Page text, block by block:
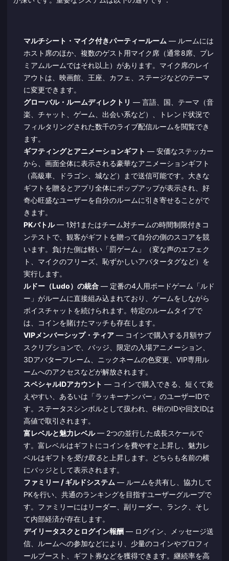
マルチシート・マイク付きパーティールーム — ルームには
ホスト席のほか、複数のゲスト用マイク席（通常8席、プレ
ミアムルームではそれ以上）があります。マイク席のレイ
アウトは、映画館、王座、カフェ、ステージなどのテーマ
に変更できます。
グローバル・ルームディレクトリ — 言語、国、テーマ（音
楽、チャット、ゲーム、出会い系など）、トレンド状況で
フィルタリングされた数千のライブ配信ルームを閲覧でき
ます。
ギフティングとアニメーションギフト — 安価なステッカー
から、画面全体に表示される豪華なアニメーションギフト
（高級車、ドラゴン、城など）まで送信可能です。大きな
ギフトを贈るとアプリ全体にポップアップが表示され、好
奇心旺盛なユーザーを自分のルームに引き寄せることがで
きます。
PKバトル— 1対1またはチーム対チームの時間制限付きコ
ンテストで、観客がギフトを贈って自分の側のスコアを競
います。負けた側は軽い「罰ゲーム」（変な声のエフェク
ト、マイクのフリーズ、恥ずかしいアバタータグなど）を
実行します。
ルドー（Ludo）の統合— 定番の4人用ボードゲーム「ルド
ー」がルームに直接組み込まれており、ゲームをしながら
ボイスチャットを続けられます。特定のルームタイプで
は、コインを賭けたマッチも存在します。
VIPメンバーシップ・ティア— コインで購入する月額サブ
スクリプションで、バッジ、限定の入場アニメーション、
3Dアバターフレーム、ニックネームの色変更、VIP専用ル
ームへのアクセスなどが解放されます。
スペシャルIDアカウント — コインで購入できる、短くて覚
えやすい、あるいは「ラッキーナンバー」のユーザーIDで
す。ステータスシンボルとして扱われ、6桁のIDや回文IDは
高値で取引されます。
富レベルと魅力レベル— 2つの並行した成長スケールで
す。富レベルはギフトにコインを費やすと上昇し、魅力レ
ベルはギフトを受け取ると上昇します。どちらも名前の横
にバッジとして表示されます。
ファミリー / ギルドシステム — ルームを共有し、協力して
PKを行い、共通のランキングを目指すユーザーグループで
す。ファミリーにはリーダー、副リーダー、ランク、そし
て内部経済が存在します。
デイリータスクとログイン報酬 — ログイン、メッセージ送
信、ルームへの参加などにより、少量のコインやプロフィ
ールブースト、ギフト券などを獲得できます。継続率を高